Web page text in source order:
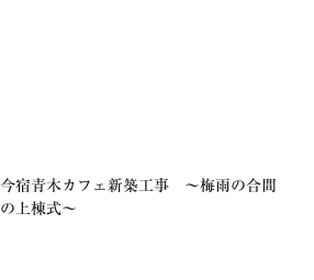
今宿青木カフェ新築工事 ～梅雨の合間
の上棟式～